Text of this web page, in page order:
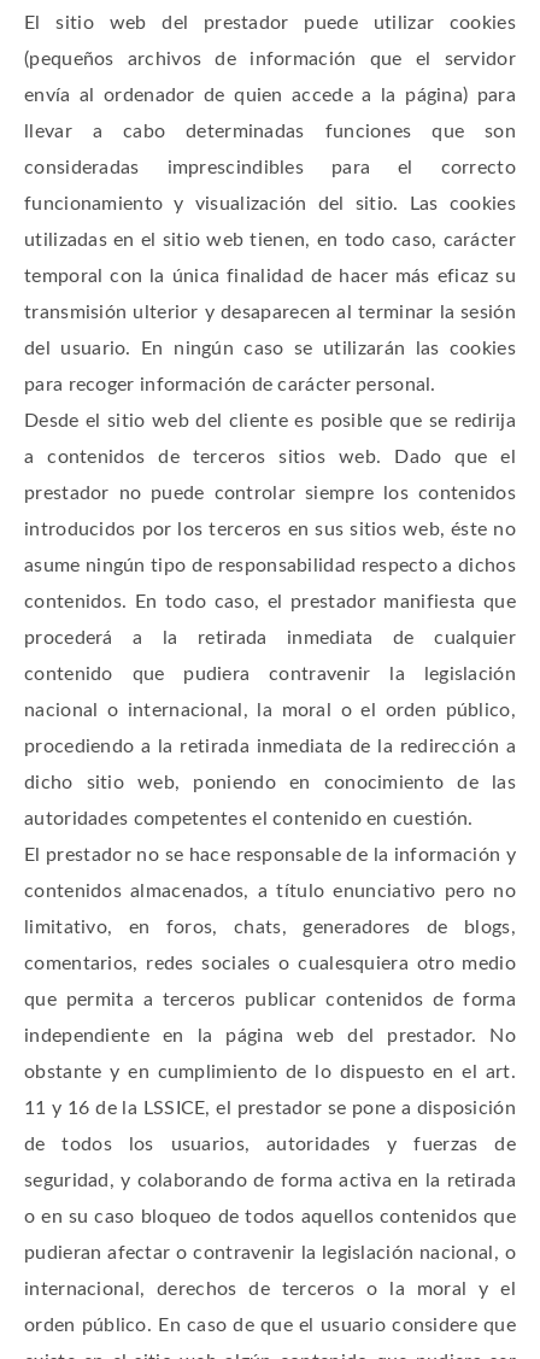
El sitio web del prestador puede utilizar cookies
(pequeños archivos de información que el servidor
envía al ordenador de quien accede a la página) para
llevar a cabo determinadas funciones que son
consideradas imprescindibles para el correcto
funcionamiento y visualización del sitio. Las cookies
utilizadas en el sitio web tienen, en todo caso, carácter
temporal con la única finalidad de hacer más eficaz su
transmisión ulterior y desaparecen al terminar la sesión
del usuario. En ningún caso se utilizarán las cookies
para recoger información de carácter personal.
Desde el sitio web del cliente es posible que se redirija
a contenidos de terceros sitios web. Dado que el
prestador no puede controlar siempre los contenidos
introducidos por los terceros en sus sitios web, éste no
asume ningún tipo de responsabilidad respecto a dichos
contenidos. En todo caso, el prestador manifiesta que
procederá a la retirada inmediata de cualquier
contenido que pudiera contravenir la legislación
nacional o internacional, la moral o el orden público,
procediendo a la retirada inmediata de la redirección a
dicho sitio web, poniendo en conocimiento de las
autoridades competentes el contenido en cuestión.
El prestador no se hace responsable de la información y
contenidos almacenados, a título enunciativo pero no
limitativo, en foros, chats, generadores de blogs,
comentarios, redes sociales o cualesquiera otro medio
que permita a terceros publicar contenidos de forma
independiente en la página web del prestador. No
obstante y en cumplimiento de lo dispuesto en el art.
11 y 16 de la LSSICE, el prestador se pone a disposición
de todos los usuarios, autoridades y fuerzas de
seguridad, y colaborando de forma activa en la retirada
o en su caso bloqueo de todos aquellos contenidos que
pudieran afectar o contravenir la legislación nacional, o
internacional, derechos de terceros o la moral y el
orden público. En caso de que el usuario considere que